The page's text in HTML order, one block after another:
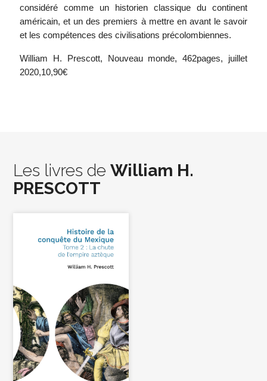
considéré comme un historien classique du continent
américain, et un des premiers à mettre en avant le savoir
et les compétences des civilisations précolombiennes.
William H. Prescott, Nouveau monde, 462pages, juillet
2020,10,90€
Les livres deWilliam H.
PRESCOTT